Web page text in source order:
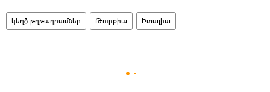
կեղծ թղթադրամներ Թուրքիա Իտալիա